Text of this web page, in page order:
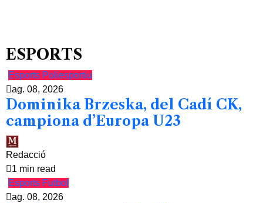
ESPORTS
Esports Poliesportiu
ag. 08, 2026
Dominika Brzeska, del Cadí CK,
campiona d’Europa U23
Redacció
1 min read
Esports Futbol
ag. 08, 2026